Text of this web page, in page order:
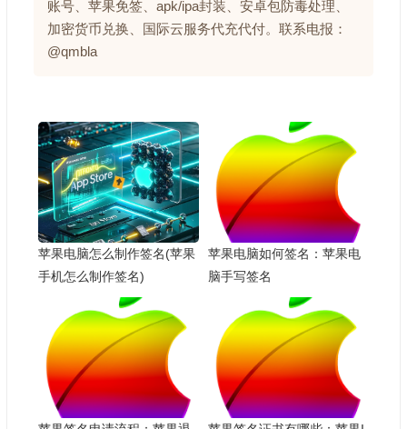
账号、苹果免签、apk/ipa封装、安卓包防毒处理、
加密货币兑换、国际云服务代充代付。联系电报：
@qmbla
苹果电脑怎么制作签名(苹果
手机怎么制作签名)
苹果电脑如何签名：苹果电
脑手写签名